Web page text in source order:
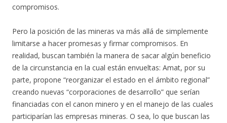
compromisos.
Pero la posición de las mineras va más allá de simplemente
limitarse a hacer promesas y firmar compromisos. En
realidad, buscan también la manera de sacar algún beneficio
de la circunstancia en la cual están envueltas: Amat, por su
parte, propone “reorganizar el estado en el ámbito regional”
creando nuevas “corporaciones de desarrollo” que serían
financiadas con el canon minero y en el manejo de las cuales
participarían las empresas mineras. O sea, lo que buscan las